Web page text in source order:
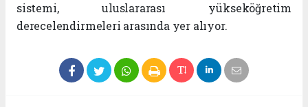
sistemi, uluslararası yükseköğretim
derecelendirmeleri arasında yer alıyor.